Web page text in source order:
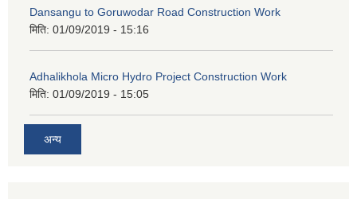
Dansangu to Goruwodar Road Construction Work
मिति: 01/09/2019 - 15:16
Adhalikhola Micro Hydro Project Construction Work
मिति: 01/09/2019 - 15:05
अन्य